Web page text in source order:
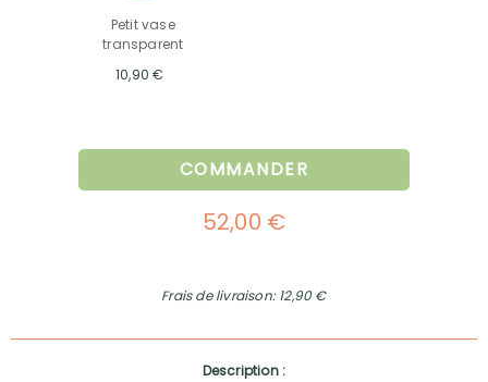
Petit vase
transparent
10,90 €
COMMANDER
52,00 €
Frais de livraison: 12,90 €
Description :